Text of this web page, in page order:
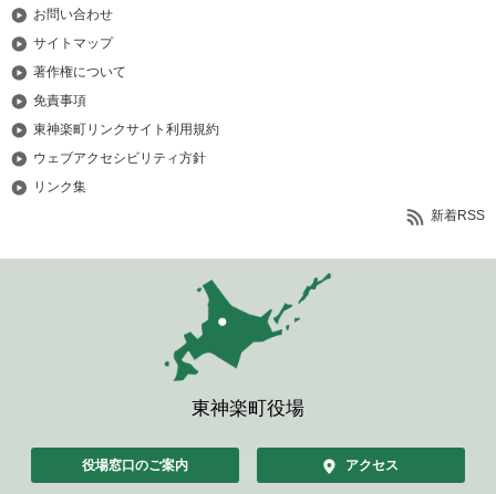
お問い合わせ
サイトマップ
著作権について
免責事項
東神楽町リンクサイト利用規約
ウェブアクセシビリティ方針
リンク集
新着RSS
東神楽町役場
役場窓口のご案内 アクセス